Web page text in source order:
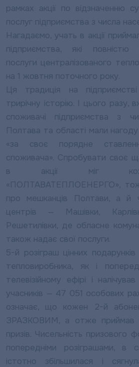
рамках акції по відзначенню
послуг підприємства з числа
Нагадаємо, учать в акції
підприємства, які повністю
послуги централізованого
на 1 жовтня поточного року.
Ця традиція на
трирічну історію. І цього разу,
споживачі підприємства з
Полтава та області мали
«за своє порядне
споживача». Спробувати своє
в акції міг
«ПОЛТАВАТЕПЛОЕНЕРГО»,
про мешканців Полтави, а й
центрів — Машівки,
Решетилівки, де обласне
також надає свої послуги.
5-й розіграш цінних
тепловиробника, як і
телевізійному ефірі і
учасників — 47 051 особових
означає, що кожен 2-й
ЗРАЗКОВИМ, а отже приймав
призів. Чисельність призового
попередніми розіграшами, в
істотно збільшилася і